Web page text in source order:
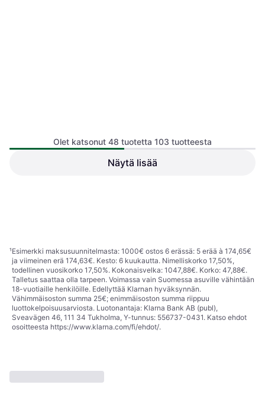
Thule Yepp Nexxt 2 Mini
Olet katsonut 48 tuotetta 103 tuotteesta
Näytä lisää
¹Esimerkki maksusuunnitelmasta: 1000€ ostos 6 erässä: 5 erää à 174,65€
ja viimeinen erä 174,63€. Kesto: 6 kuukautta. Nimelliskorko 17,50%,
todellinen vuosikorko 17,50%. Kokonaisvelka: 1047,88€. Korko: 47,88€.
Talletus saattaa olla tarpeen. Voimassa vain Suomessa asuville vähintään
18-vuotiaille henkilöille. Edellyttää Klarnan hyväksynnän.
Vähimmäisoston summa 25€; enimmäisoston summa riippuu
luottokelpoisuusarviosta. Luotonantaja: Klarna Bank AB (publ),
Sveavägen 46, 111 34 Tukholma, Y-tunnus: 556737-0431. Katso ehdot
osoitteesta https://www.klarna.com/fi/ehdot/.